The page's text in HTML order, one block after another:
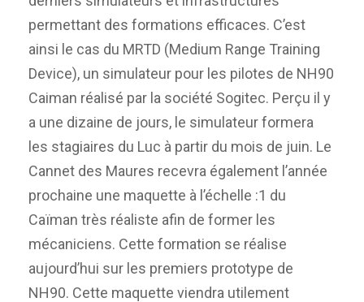
permettant des formations efficaces. C’est
ainsi le cas du MRTD (Medium Range Training
Device), un simulateur pour les pilotes de NH90
Caiman réalisé par la société Sogitec. Perçu il y
a une dizaine de jours, le simulateur formera
les stagiaires du Luc à partir du mois de juin. Le
Cannet des Maures recevra également l’année
prochaine une maquette à l’échelle :1 du
Caïman très réaliste afin de former les
mécaniciens. Cette formation se réalise
aujourd’hui sur les premiers prototype de
NH90. Cette maquette viendra utilement